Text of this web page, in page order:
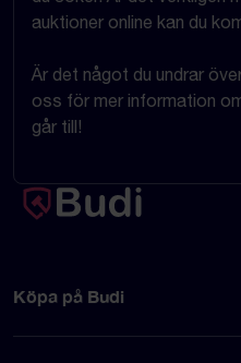
auktioner online kan du
Är det något du undrar
oss för mer information
går till!
Köpa på Budi